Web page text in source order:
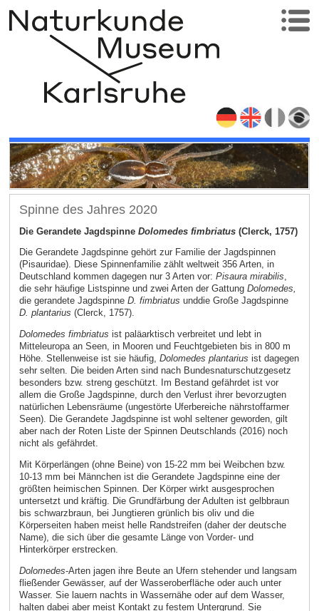
Spinne des Jahres 2020
Die Gerandete Jagdspinne Dolomedes fimbriatus(Clerck, 1757)
Die Gerandete Jagdspinne gehört zur Familie der Jagdspinnen
(Pisauridae). Diese Spinnenfamilie zählt weltweit 356 Arten, in
Deutschland kommen dagegen nur 3 Arten vor: Pisaura mirabilis,
die sehr häufige Listspinne und zwei Arten der Gattung Dolomedes,
die gerandete Jagdspinne D. fimbriatus unddie Große Jagdspinne
D. plantarius (Clerck, 1757).
Dolomedes fimbriatus ist paläarktisch verbreitet und lebt in
Mitteleuropa an Seen, in Mooren und Feuchtgebieten bis in 800 m
Höhe. Stellenweise ist sie häufig, Dolomedes plantarius ist dagegen
sehr selten. Die beiden Arten sind nach Bundesnaturschutzgesetz
besonders bzw. streng geschützt. Im Bestand gefährdet ist vor
allem die Große Jagdspinne, durch den Verlust ihrer bevorzugten
natürlichen Lebensräume (ungestörte Uferbereiche nährstoffarmer
Seen). Die Gerandete Jagdspinne ist wohl seltener geworden, gilt
aber nach der Roten Liste der Spinnen Deutschlands (2016) noch
nicht als gefährdet.
Mit Körperlängen (ohne Beine) von 15-22 mm bei Weibchen bzw.
10-13 mm bei Männchen ist die Gerandete Jagdspinne eine der
größten heimischen Spinnen. Der Körper wirkt ausgesprochen
untersetzt und kräftig. Die Grundfärbung der Adulten ist gelbbraun
bis schwarzbraun, bei Jungtieren grünlich bis oliv und die
Körperseiten haben meist helle Randstreifen (daher der deutsche
Name), die sich über die gesamte Länge von Vorder- und
Hinterkörper erstrecken.
Dolomedes-Arten jagen ihre Beute an Ufern stehender und langsam
fließender Gewässer, auf der Wasseroberfläche oder auch unter
Wasser. Sie lauern nachts in Wassernähe oder auf dem Wasser,
halten dabei aber meist Kontakt zu festem Untergrund. Sie